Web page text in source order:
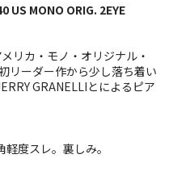
US MONO ORIG. 2EYE
リカ・モノ・オリジナル・
リーダー作から少し落ち着い
GRANELLIとによるピア
度スレ。裏しみ。